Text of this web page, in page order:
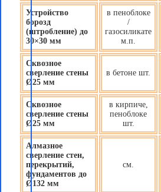
Устройство
борозд
(штробление) до
30×30 мм
в пеноблоке
/
газосиликате
м.п.
Сквозное
сверление стены
Ø25 мм
в бетоне шт.
Сквозное
сверление стены
Ø25 мм
в кирпиче,
пеноблоке
шт.
Алмазное
сверление стен,
перекрытий,
фундаментов до
Ø132 мм
см.